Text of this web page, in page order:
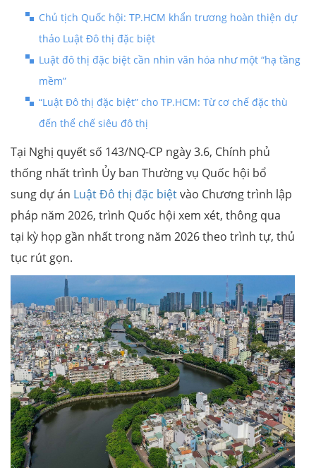
Chủ tịch Quốc hội: TP.HCM khẩn trương hoàn thiện dự
thảo Luật Đô thị đặc biệt
Luật đô thị đặc biệt cần nhìn văn hóa như một “hạ tầng
mềm”
“Luật Đô thị đặc biệt” cho TP.HCM: Từ cơ chế đặc thù
đến thể chế siêu đô thị
Tại Nghị quyết số 143/NQ-CP ngày 3.6, Chính phủ
thống nhất trình Ủy ban Thường vụ Quốc hội bổ
sung dự án Luật Đô thị đặc biệtvào Chương trình lập
pháp năm 2026, trình Quốc hội xem xét, thông qua
tại kỳ họp gần nhất trong năm 2026 theo trình tự, thủ
tục rút gọn.